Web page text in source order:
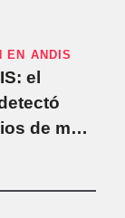
EN ANDIS
el
de más